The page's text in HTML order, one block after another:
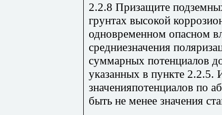
2.2.8 Призащите
грунтах высокой
одновременном опасном
средниезначения
суммарных потенциалов
указанных в пункте 2.2.5.
значенияпотенциалов по
быть не менее значения